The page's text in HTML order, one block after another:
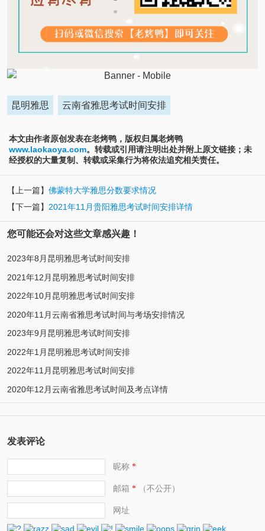
昆明雅思 云南省雅思考试时间安排
本文由作者原创发表在老烤鸭，版权归属老烤鸭
www.laokaoya.com。转载或引用请注明出处并附上原文链接；未
经授权的大量复制、转载或采集行为将依法追究相关责任。
【上一篇】 佛蒙特大学雅思分数要求情况
【下一篇】 2021年11月贵阳雅思考试时间安排详情
您可能还会对这些文章感兴趣！
2023年8月昆明雅思考试时间安排
2021年12月昆明雅思考试时间安排
2022年10月昆明雅思考试时间安排
2020年11月云南省雅思考试时间与考场安排情况
2023年9月昆明雅思考试时间安排
2022年1月昆明雅思考试时间安排
2022年11月昆明雅思考试时间安排
2020年12月云南省雅思考试时间及考点详情
发表评论
昵称*
邮箱 *（不公开）
网址